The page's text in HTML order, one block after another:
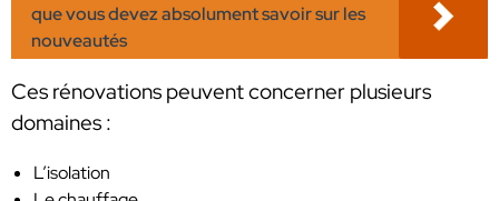
que vous devez absolument savoir sur les
nouveautés
Ces rénovations peuvent concerner plusieurs
domaines :
L’isolation